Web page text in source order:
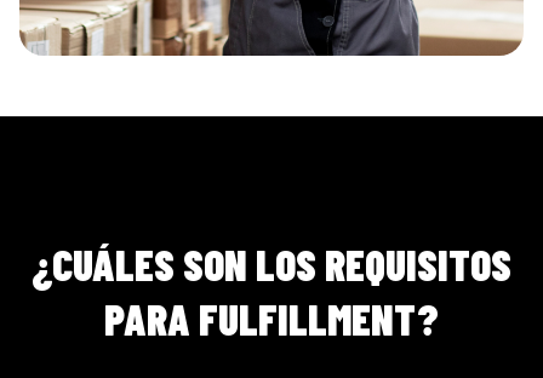
¿CUÁLES SON LOS REQUISITOS
PARA FULFILLMENT?